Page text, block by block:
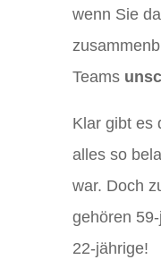
wenn Sie
Teams
Klar gibt es
alles so
war. Doch
gehören
22-jährige!